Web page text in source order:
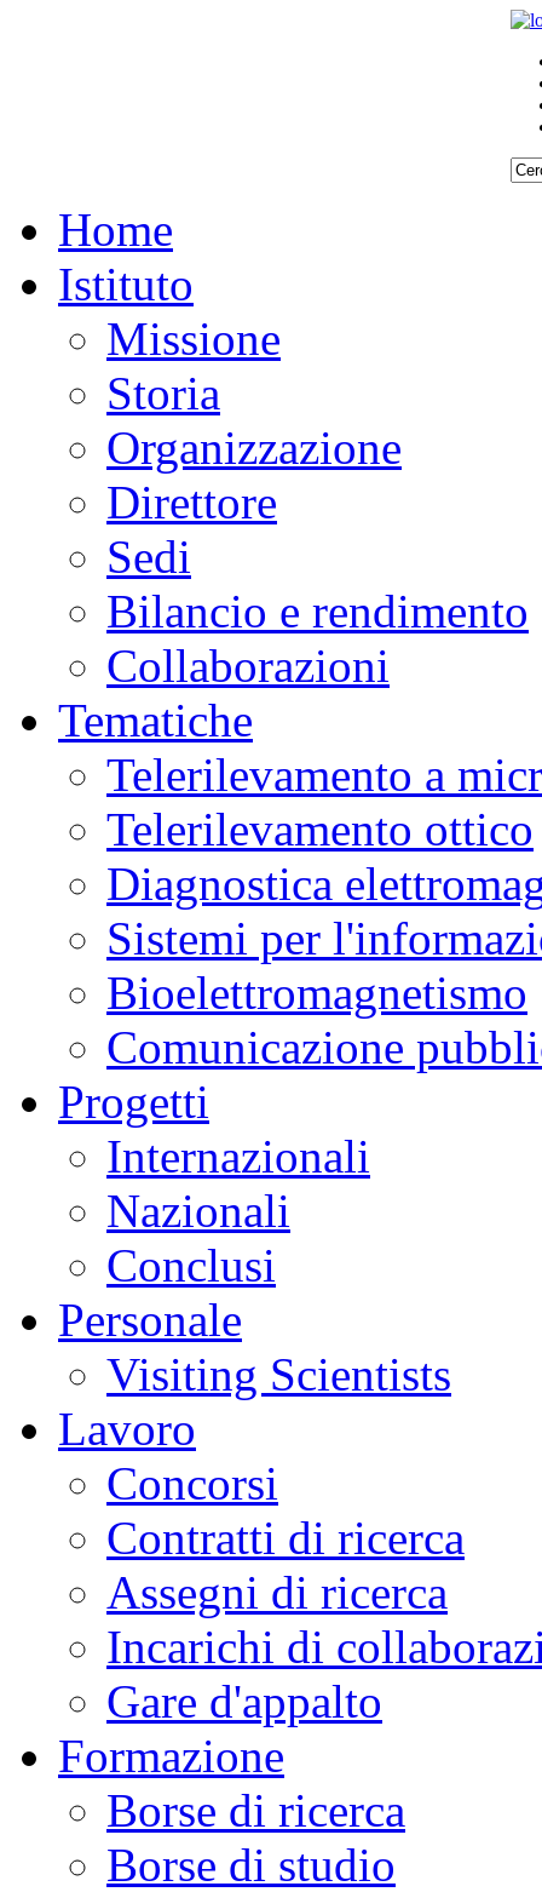
Home
Istituto
Missione
Storia
Organizzazione
Direttore
Sedi
Bilancio e rendimento
Collaborazioni
Tematiche
Telerilevamento a
Telerilevamento ottico
Diagnostica
Sistemi per
Bioelettromagnetismo
Comunicazione
Progetti
Internazionali
Nazionali
Conclusi
Personale
Visiting Scientists
Lavoro
Concorsi
Contratti di ricerca
Assegni di ricerca
Incarichi di
Gare d'appalto
Formazione
Borse di ricerca
Borse di studio